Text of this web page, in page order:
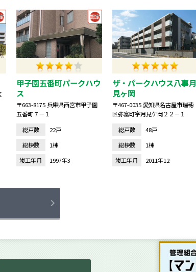
甲子園五番町パークハウ
ス
〒663-8175 兵庫県西宮市甲子園
五番町７－１
総戸数
22戸
総棟数
1棟
竣工年月
1997年3
ザ・パークハウス八事月
見ヶ岡
〒467-0035 愛知県名古屋市瑞穂
区弥富町字月見ケ岡２２－１
総戸数
48戸
総棟数
1棟
竣工年月
2011年12